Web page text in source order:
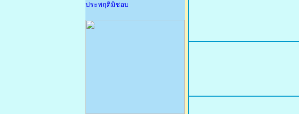
ประพฤติมิชอบ